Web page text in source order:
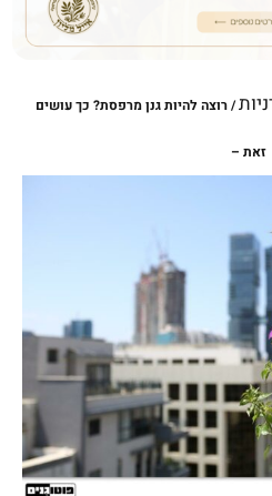
/ רוצה להיות גנן מרפסת? כך עושים
זאת –